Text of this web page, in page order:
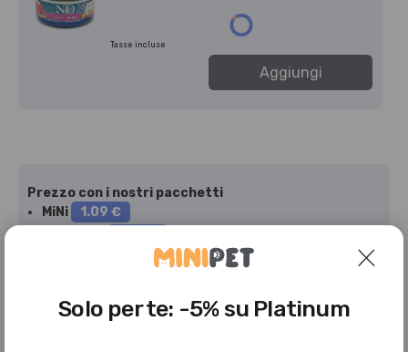
Tasse incluse
Aggiungi
Prezzo con i nostri pacchetti
MiNi
1.09 €
Hai bisogno di più info sul prodotto o vuoi riceverlo prima?
Solo per te: -5% su Platinum